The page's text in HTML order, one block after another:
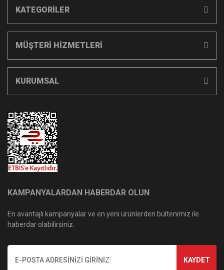
KATEGORİLER
MÜŞTERİ HİZMETLERİ
KURUMSAL
KAMPANYALARDAN HABERDAR OLUN
En avantajlı kampanyalar ve en yeni ürünlerden bültenimiz ile
haberdar olabilirsiniz.
KAYDET